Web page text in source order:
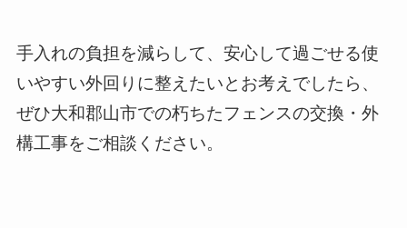
手入れの負担を減らして、安心して過ごせる使
いやすい外回りに整えたいとお考えでしたら、
ぜひ大和郡山市での朽ちたフェンスの交換・外
構工事をご相談ください。